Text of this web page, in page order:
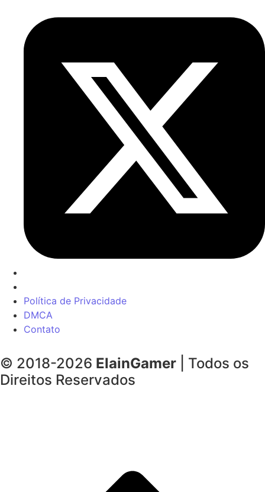
Política de Privacidade
DMCA
Contato
© 2018-2026 ElainGamer | Todos os
Direitos Reservados